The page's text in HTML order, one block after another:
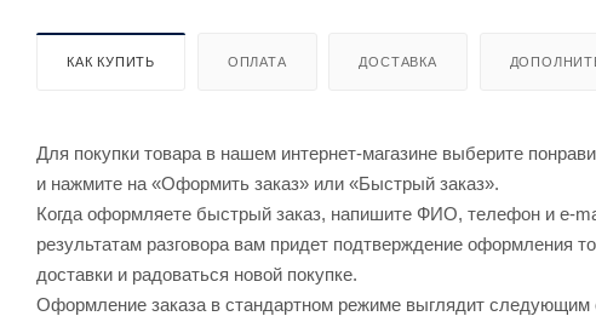
КАК КУПИТЬ ОПЛАТА ДОСТАВКА
Для покупки товара в нашем интернет-магазине выберите
и нажмите на «Оформить заказ» или «Быстрый заказ».
Когда оформляете быстрый заказ, напишите ФИО, телефон и e-
результатам разговора вам придет подтверждение оформления
доставки и радоваться новой покупке.
Оформление заказа в стандартном режиме выглядит